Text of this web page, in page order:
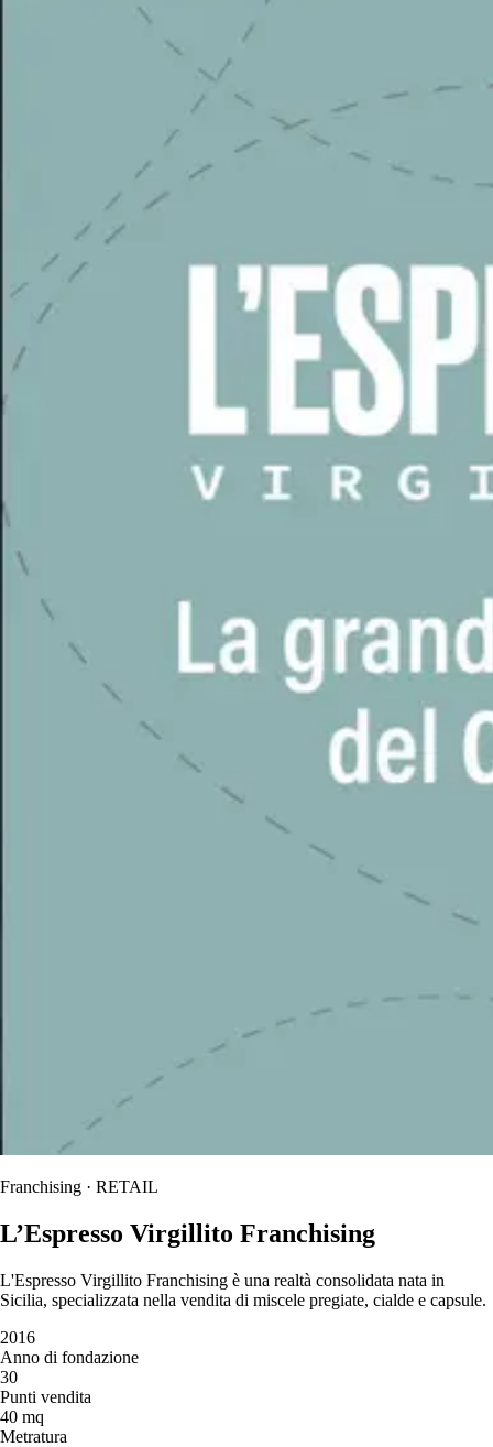
Franchising · RETAIL
L’Espresso Virgillito Franchising
L'Espresso Virgillito Franchising è una realtà consolidata nata in
Sicilia, specializzata nella vendita di miscele pregiate, cialde e capsule.
2016
Anno di fondazione
30
Punti vendita
40 mq
Metratura